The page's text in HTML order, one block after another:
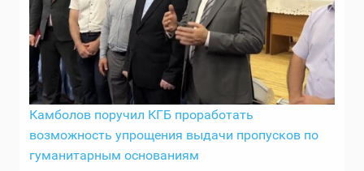
Камболов поручил КГБ проработать
возможность упрощения выдачи пропусков по
гуманитарным основаниям